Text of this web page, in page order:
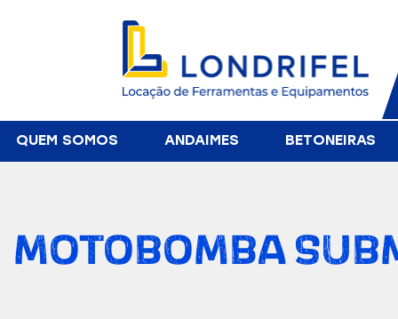
QUEM SOMOS ANDAIMES BETONEIRAS
MOTOBOMBA